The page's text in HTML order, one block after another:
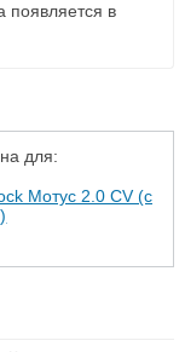
появляется в
для:
Мотус 2.0 CV (с